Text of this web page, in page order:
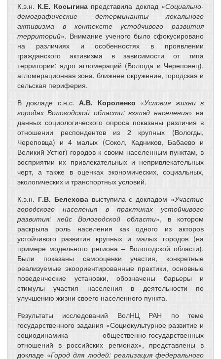
К.э.н. К.Е. Косыгинапредставила доклад «Социально-
демографические детерминанты локального
активизма в контексте устойчивого развития
территорий». Внимание ученого было сфокусировано
на различиях и особенностях в проявлении
гражданского активизма в зависимости от типа
территории: ядро агломераций (Вологда и Череповец),
агломерационная зона, ближнее окружение, городская и
сельская периферия.
В докладе с.н.с.А.В. Короленко «Условия жизни в
городах Вологодской области: взгляд населения» на
данных социологического опроса показаны различия в
отношении респондентов из 2 крупных (Вологды,
Череповца) и 4 малых (Сокол, Кадников, Бабаево и
Великий Устюг) городов к своим населенным пунктам, в
восприятии их привлекательных и непривлекательных
черт, а также в оценках экономических, социальных,
экологических и транспортных условий.
К.э.н. Г.В. Белеховавыступила с докладом «Участие
городского населения в практиках устойчивого
развития: кейс Вологодской области», в котором
раскрыла роль населения как одного из акторов
устойчивого развития крупных и малых городов (на
примере модельного региона – Вологодской области).
Были показаны самооценки участия, конкретные
реализуемые экоориентированные практики, основные
поведенческие установки, обозначены барьеры и
стимулы участия населения в деятельности по
улучшению жизни своего населенного пункта.
Результаты исследований ВолНЦ РАН по теме
государственного задания «Социокультурное развитие и
социодинамика общественно-государственных
отношений в российских регионах», представлены в
докладе «Город для людей: реализация федерального